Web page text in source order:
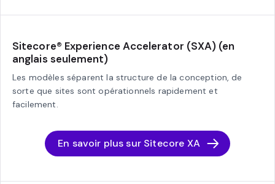
Sitecore® Experience Accelerator (SXA) (en
anglais seulement)
Les modèles séparent la structure de la conception, de
sorte que sites sont opérationnels rapidement et
facilement.
En savoir plus sur Sitecore XA